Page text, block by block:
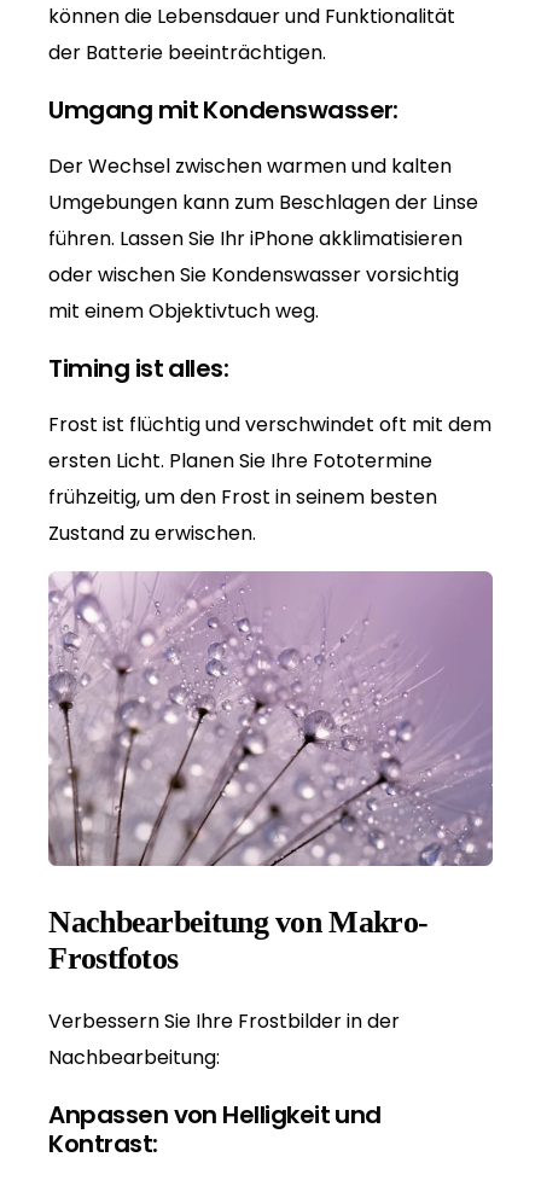
können die Lebensdauer und Funktionalität
der Batterie beeinträchtigen.
Umgang mit Kondenswasser:
Der Wechsel zwischen warmen und kalten
Umgebungen kann zum Beschlagen der Linse
führen. Lassen Sie Ihr iPhone akklimatisieren
oder wischen Sie Kondenswasser vorsichtig
mit einem Objektivtuch weg.
Timing ist alles:
Frost ist flüchtig und verschwindet oft mit dem
ersten Licht. Planen Sie Ihre Fototermine
frühzeitig, um den Frost in seinem besten
Zustand zu erwischen.
Nachbearbeitung von Makro-
Frostfotos
Verbessern Sie Ihre Frostbilder in der
Nachbearbeitung:
Anpassen von Helligkeit und
Kontrast: